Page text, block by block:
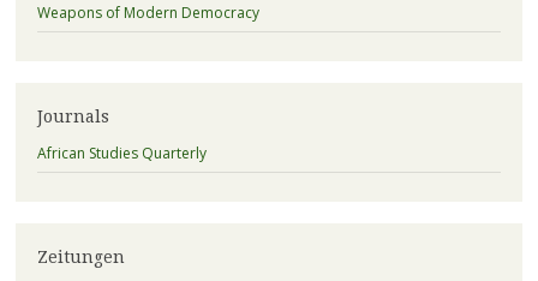
Weapons of Modern Democracy
Journals
African Studies Quarterly
Zeitungen